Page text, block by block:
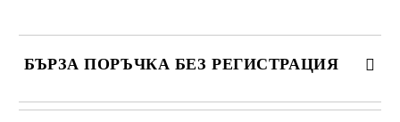
БЪРЗА ПОРЪЧКА БЕЗ РЕГИСТРАЦИЯ
САМО ПОПЪЛНЕТЕ 4 ПОЛЕТА